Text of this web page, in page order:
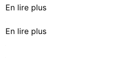
En lire plus
En lire plus